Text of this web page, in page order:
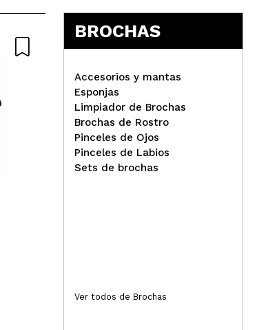
UBU - Esponja de maquillaje
Blender Baby
BROCHAS
Accesorios y mantas
Esponjas
Limpiador de Brochas
Brochas de Rostro
Pinceles de Ojos
Pinceles de Labios
Sets de brochas
Ver todos de Brochas